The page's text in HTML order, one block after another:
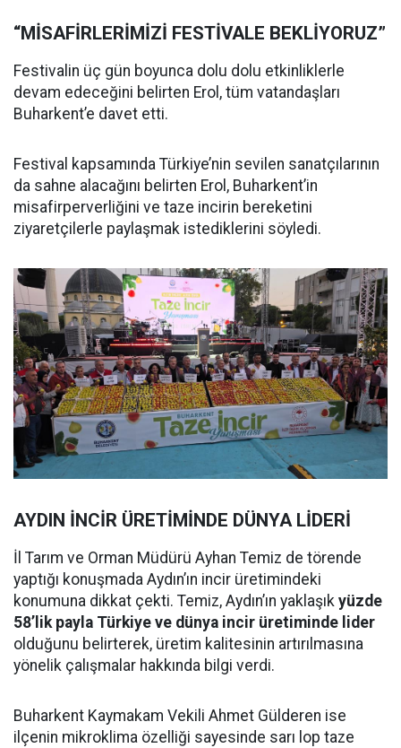
“MİSAFİRLERİMİZİ FESTİVALE BEKLİYORUZ”
Festivalin üç gün boyunca dolu dolu etkinliklerle
devam edeceğini belirten Erol, tüm vatandaşları
Buharkent’e davet etti.
Festival kapsamında Türkiye’nin sevilen sanatçılarının
da sahne alacağını belirten Erol, Buharkent’in
misafirperverliğini ve taze incirin bereketini
ziyaretçilerle paylaşmak istediklerini söyledi.
AYDIN İNCİR ÜRETİMİNDE DÜNYA LİDERİ
İl Tarım ve Orman Müdürü Ayhan Temiz de törende
yaptığı konuşmada Aydın’ın incir üretimindeki
konumuna dikkat çekti. Temiz, Aydın’ın yaklaşık yüzde
58’lik payla Türkiye ve dünya incir üretiminde lider
olduğunu belirterek, üretim kalitesinin artırılmasına
yönelik çalışmalar hakkında bilgi verdi.
Buharkent Kaymakam Vekili Ahmet Gülderen ise
ilçenin mikroklima özelliği sayesinde sarı lop taze